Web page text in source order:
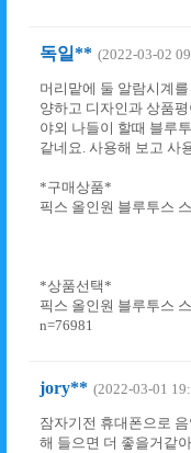
독일** (2022-03-02
머리맡에 둘 알람시계
양하고 디자인과 상품
야외 나들이 할때 블루
같네요. 사용해 보고 사
*구매상품*
픽스 올인원 블루투스
*상품선택*
픽스 올인원 블루투스
n=76981
jory** (2022-03-01
잠자기전 휴대폰으로
해 들으면 더 좋을거같